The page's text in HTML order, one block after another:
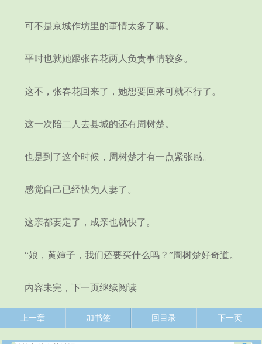
可不是京城作坊里的事情太多了嘛。
平时也就她跟张春花两人负责事情较多。
这不，张春花回来了，她想要回来可就不行了。
这一次陪二人去县城的还有周树楚。
也是到了这个时候，周树楚才有一点紧张感。
感觉自己已经快为人妻了。
这亲都要定了，成亲也就快了。
“娘，黄婶子，我们还要买什么吗？”周树楚好奇道。
内容未完，下一页继续阅读
上一章 加书签 回目录 下一页